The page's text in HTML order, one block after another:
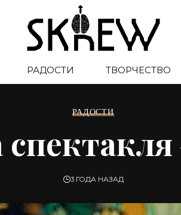
РАДОСТИ ТВОРЧЕСТВО
РАДОСТИ
3 ГОДА НАЗАД